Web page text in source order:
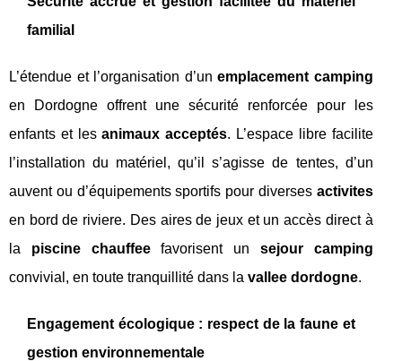
familial
L’étendue et l’organisation d’unemplacement camping
en Dordogne offrent une sécurité renforcée pour les
enfants et lesanimaux acceptés. L’espace libre facilite
l’installation du matériel, qu’il s’agisse de tentes, d’un
auvent ou d’équipements sportifs pour diverses activites
en bord de riviere. Des aires de jeux et un accès direct à
la piscine chauffeefavorisent un sejour camping
convivial, en toute tranquillité dans la vallee dordogne.
Engagement écologique : respect de la faune et
gestion environnementale